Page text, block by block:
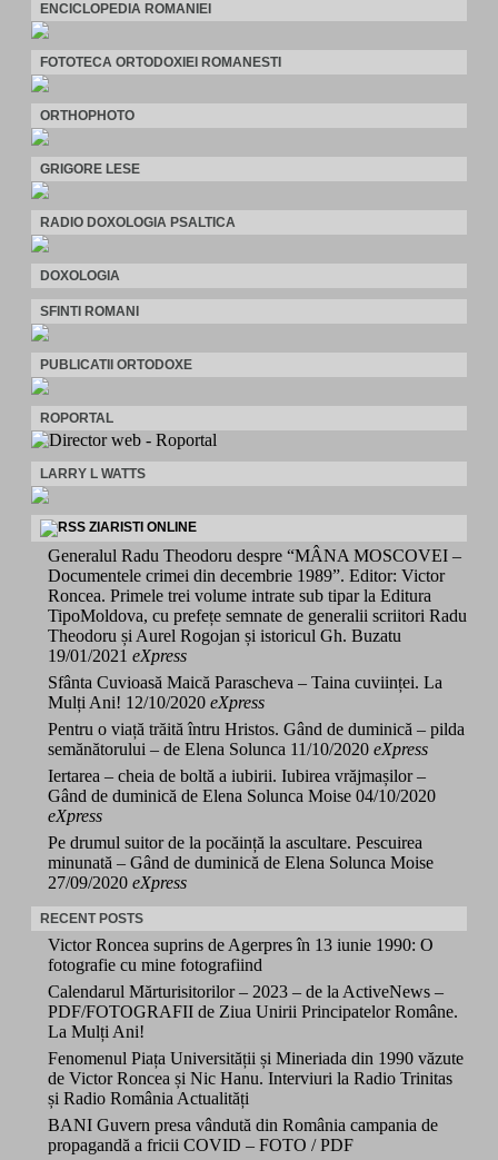
ENCICLOPEDIA ROMANIEI
FOTOTECA ORTODOXIEI ROMANESTI
ORTHOPHOTO
GRIGORE LESE
RADIO DOXOLOGIA PSALTICA
DOXOLOGIA
SFINTI ROMANI
PUBLICATII ORTODOXE
ROPORTAL
LARRY L WATTS
ZIARISTI ONLINE
Generalul Radu Theodoru despre “MÂNA MOSCOVEI –
Documentele crimei din decembrie 1989”. Editor: Victor
Roncea. Primele trei volume intrate sub tipar la Editura
TipoMoldova, cu prefețe semnate de generalii scriitori Radu
Theodoru și Aurel Rogojan și istoricul Gh. Buzatu
19/01/2021 eXpress
Sfânta Cuvioasă Maică Parascheva – Taina cuviinței. La
Mulți Ani! 12/10/2020 eXpress
Pentru o viață trăită întru Hristos. Gând de duminică – pilda
semănătorului – de Elena Solunca 11/10/2020 eXpress
Iertarea – cheia de boltă a iubirii. Iubirea vrăjmașilor –
Gând de duminică de Elena Solunca Moise 04/10/2020
eXpress
Pe drumul suitor de la pocăință la ascultare. Pescuirea
minunată – Gând de duminică de Elena Solunca Moise
27/09/2020 eXpress
RECENT POSTS
Victor Roncea suprins de Agerpres în 13 iunie 1990: O
fotografie cu mine fotografiind
Calendarul Mărturisitorilor – 2023 – de la ActiveNews –
PDF/FOTOGRAFII de Ziua Unirii Principatelor Române.
La Mulți Ani!
Fenomenul Piața Universității și Mineriada din 1990 văzute
de Victor Roncea și Nic Hanu. Interviuri la Radio Trinitas
și Radio România Actualități
BANI Guvern presa vândută din România campania de
propagandă a fricii COVID – FOTO / PDF